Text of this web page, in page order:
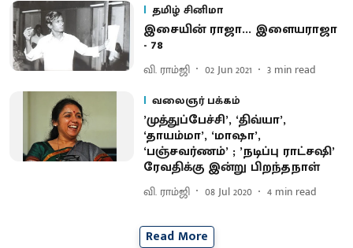
தமிழ் சினிமா
இசையின் ராஜா... இளையராஜா
- 78
வி. ராம்ஜி 02 Jun 2021 3 min read
வலைஞர் பக்கம்
’முத்துப்பேச்சி’, ‘திவ்யா’,
‘தாயம்மா’, ‘மாஷா’,
‘பஞ்சவர்ணம்’ ; ’நடிப்பு ராட்சஷி’
ரேவதிக்கு இன்று பிறந்தநாள்
வி. ராம்ஜி 08 Jul 2020 4 min read
Read More